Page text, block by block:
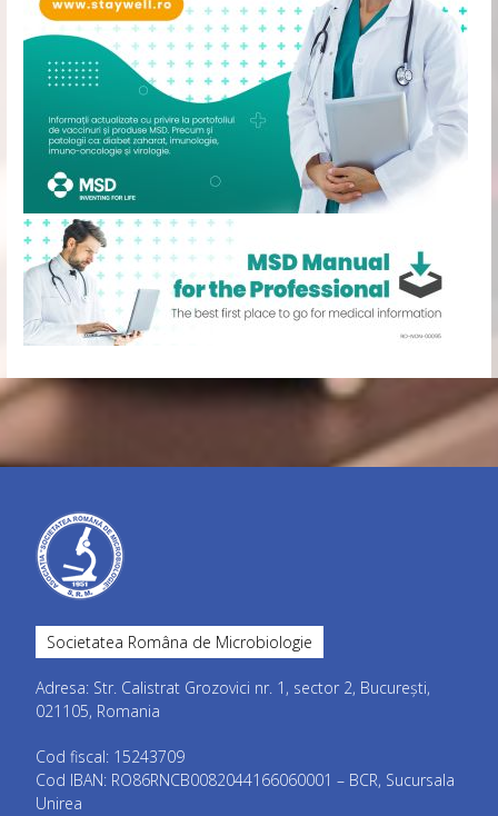
Societatea Româna de Microbiologie
Adresa: Str. Calistrat Grozovici nr. 1, sector 2, București,
021105, Romania
Cod fiscal: 15243709
Cod IBAN: RO86RNCB0082044166060001 – BCR, Sucursala
Unirea